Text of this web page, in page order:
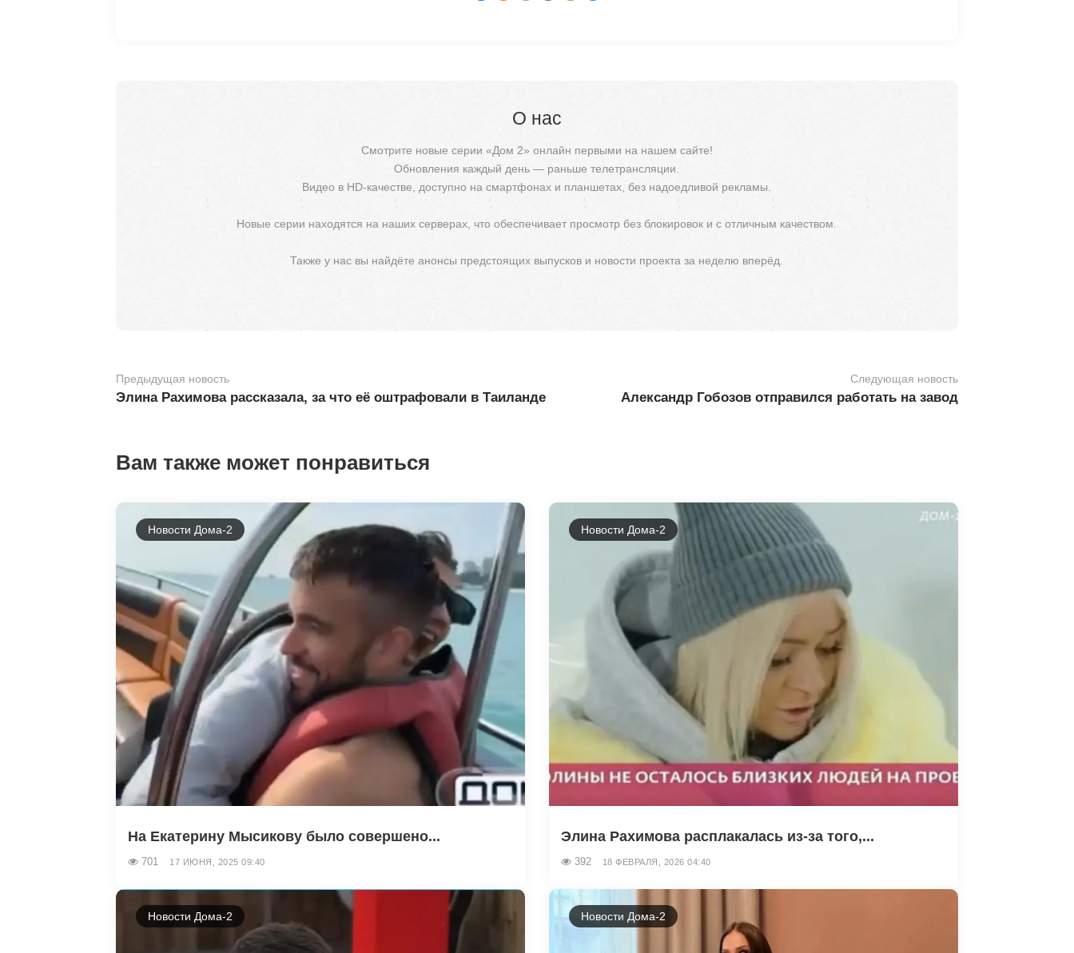
О нас
Смотрите новые серии «Дом 2» онлайн первыми на нашем сайте!
Обновления каждый день — раньше телетрансляции.
Видео в HD-качестве, доступно на смартфонах и планшетах, без надоедливой рекламы.
Новые серии находятся на наших серверах, что обеспечивает просмотр без блокировок и с отличным качеством.
Также у нас вы найдёте анонсы предстоящих выпусков и новости проекта за неделю вперёд.
Предыдущая новость
Элина Рахимова рассказала, за что её оштрафовали в Таиланде
Следующая новость
Александр Гобозов отправился работать на завод
Вам также может понравиться
Новости Дома-2
На Екатерину Мысикову было совершено...
701 17 ИЮНЯ, 2025 09:40
Новости Дома-2
Элина Рахимова расплакалась из-за того,...
392 18 ФЕВРАЛЯ, 2026 04:40
Новости Дома-2 Новости Дома-2